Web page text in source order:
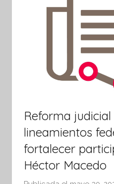
Reforma
lineamientos
fortalecer
Héctor Macedo